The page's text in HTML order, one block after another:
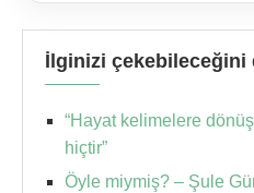
İlginizi çekebileceğini
“Hayat kelimelere
hiçtir”
Öyle miymiş? – Şule